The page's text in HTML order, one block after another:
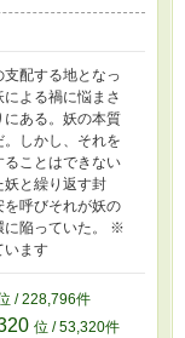
配する地となっ
よる禍に悩まさ
ある。妖の本質
しかし、それを
ることはできない
妖と繰り返す封
呼びそれが妖の
に陥っていた。 ※
います
/ 228,796件
位 / 53,320件